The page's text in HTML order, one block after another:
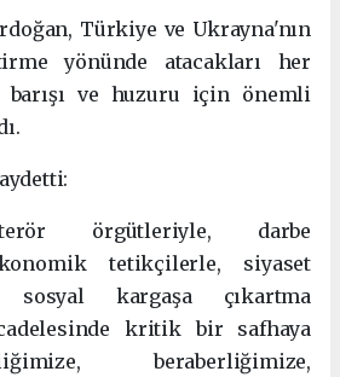
Türkiye ve Ukrayna'nın
yönünde atacakları her
barışı ve huzuru için önemli
örgütleriyle, darbe
tetikçilerle, siyaset
sosyal kargaşa çıkartma
kritik bir safhaya
beraberliğimize,